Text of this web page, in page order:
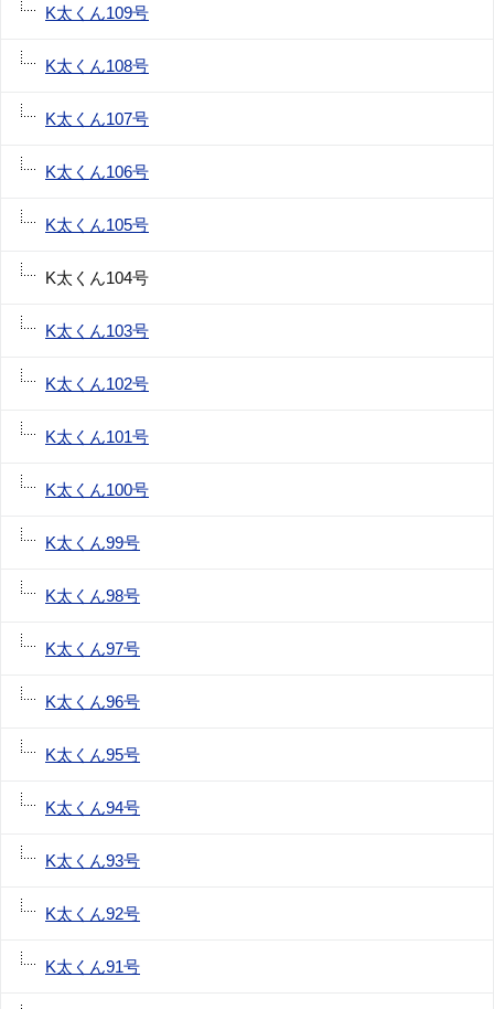
K太くん109号
K太くん108号
K太くん107号
K太くん106号
K太くん105号
K太くん104号
K太くん103号
K太くん102号
K太くん101号
K太くん100号
K太くん99号
K太くん98号
K太くん97号
K太くん96号
K太くん95号
K太くん94号
K太くん93号
K太くん92号
K太くん91号